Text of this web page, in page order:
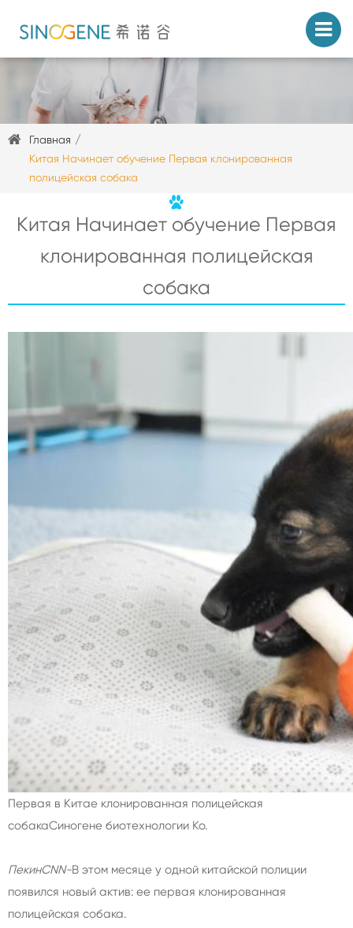
Главная
Китая Начинает обучение Первая клонированная
полицейская собака
Китая Начинает обучение Первая
клонированная полицейская
собака
Первая в Китае клонированная полицейская
собакаСиногене биотехнологии Ко.
ПекинCNN-В этом месяце у одной китайской полиции
появился новый актив: ее первая клонированная
полицейская собака.